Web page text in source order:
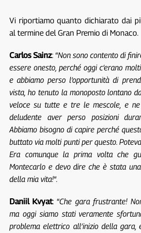
Vi riportiamo quanto dichiarato dai
al termine del Gran Premio di Monaco.
Carlos Sainz: “Non sono contento di
essere onesto, perché oggi c’erano
e abbiamo perso l’opportunità di
vista, ho tenuto la monoposto lontano
veloce su tutte e tre le mescole, e
deludente aver perso posizioni
Abbiamo bisogno di capire perché
buttato via molti punti per questo.
Era comunque la prima volta che
Montecarlo e devo dire che è stata
della mia vita!“.
Daniil Kvyat: “Che gara frustrante!
ma oggi siamo stati veramente
problema elettrico all’inizio della